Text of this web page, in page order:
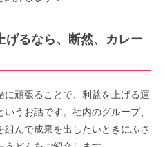
げるなら、断然、カレー
頑張ることで、利益を上げる運
うお話です。社内のグループ、
んで成果を出したいときにふさ